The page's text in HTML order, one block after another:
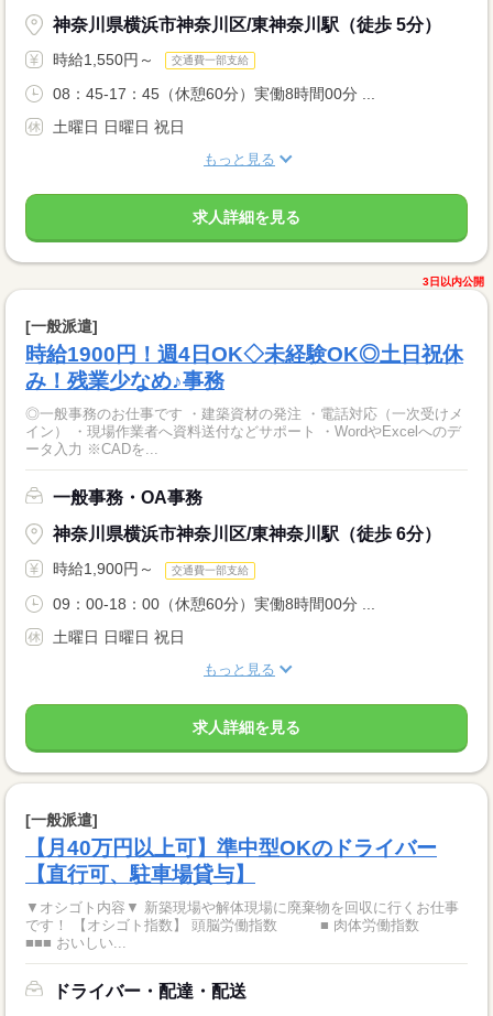
神奈川県横浜市神奈川区/東神奈川駅（徒歩 5分）
時給1,550円～ 交通費一部支給
08：45-17：45（休憩60分）実働8時間00分 ...
土曜日 日曜日 祝日
もっと見る
求人詳細を見る
3日以内公開
[一般派遣]
時給1900円！週4日OK◇未経験OK◎土日祝休
み！残業少なめ♪事務
◎一般事務のお仕事です ・建築資材の発注 ・電話対応（一次受けメ
イン） ・現場作業者へ資料送付などサポート ・WordやExcelへのデ
ータ入力 ※CADを...
一般事務・OA事務
神奈川県横浜市神奈川区/東神奈川駅（徒歩 6分）
時給1,900円～ 交通費一部支給
09：00-18：00（休憩60分）実働8時間00分 ...
土曜日 日曜日 祝日
もっと見る
求人詳細を見る
[一般派遣]
【月40万円以上可】準中型OKのドライバー
【直行可、駐車場貸与】
▼オシゴト内容▼ 新築現場や解体現場に廃棄物を回収に行くお仕事
です！ 【オシゴト指数】 頭脳労働指数 ■ 肉体労働指数
■■■ おいしい...
ドライバー・配達・配送